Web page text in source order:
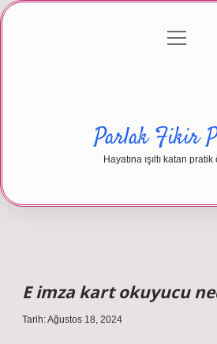
Gizlilik Politikası
menüyü
Parlak Fikir
Hayatına ışıltı katan
E imza kart okuyucu
Tarih: Ağustos 18, 2024